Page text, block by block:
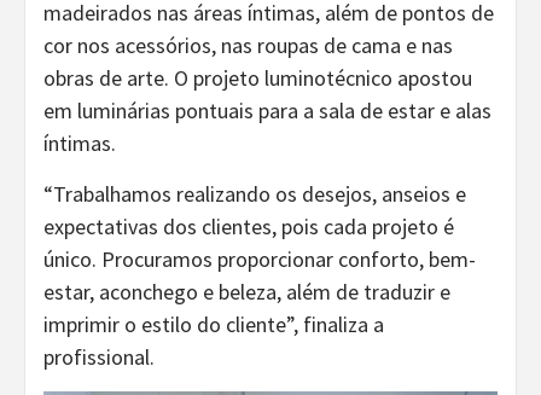
madeirados nas áreas íntimas, além de pontos de
cor nos acessórios, nas roupas de cama e nas
obras de arte. O projeto luminotécnico apostou
em luminárias pontuais para a sala de estar e alas
íntimas.
“Trabalhamos realizando os desejos, anseios e
expectativas dos clientes, pois cada projeto é
único. Procuramos proporcionar conforto, bem-
estar, aconchego e beleza, além de traduzir e
imprimir o estilo do cliente”, finaliza a
profissional.